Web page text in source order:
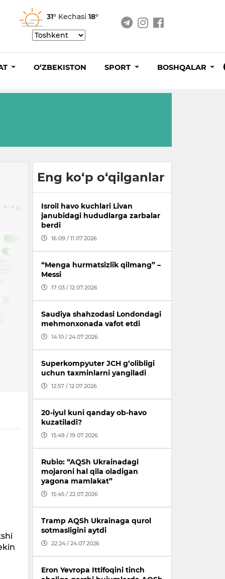
31° Kechasi 18°
O‘ZBEKISTON SPORT BOSHQALAR
Eng ko‘p o‘qilganlar
Isroil havo kuchlari Livan
janubidagi hududlarga zarbalar
berdi
16:09 / 11.07.2026
“Menga hurmatsizlik qilmang” –
Messi
17:03 / 12.07.2026
Saudiya shahzodasi Londondagi
mehmonxonada vafot etdi
14:10 / 24.07.2026
Superkompyuter JCH g‘olibligi
uchun taxminlarni yangiladi
12:57 / 12.07.2026
20-iyul kuni qanday ob-havo
kuzatiladi?
15:49 / 19.07.2026
Rubio: “AQSh Ukrainadagi
mojaroni hal qila oladigan
yagona mamlakat”
15:45 / 22.07.2026
Tramp AQSh Ukrainaga qurol
sotmasligini aytdi
22:24 / 24.07.2026
Eron Yevropa Ittifoqini tinch